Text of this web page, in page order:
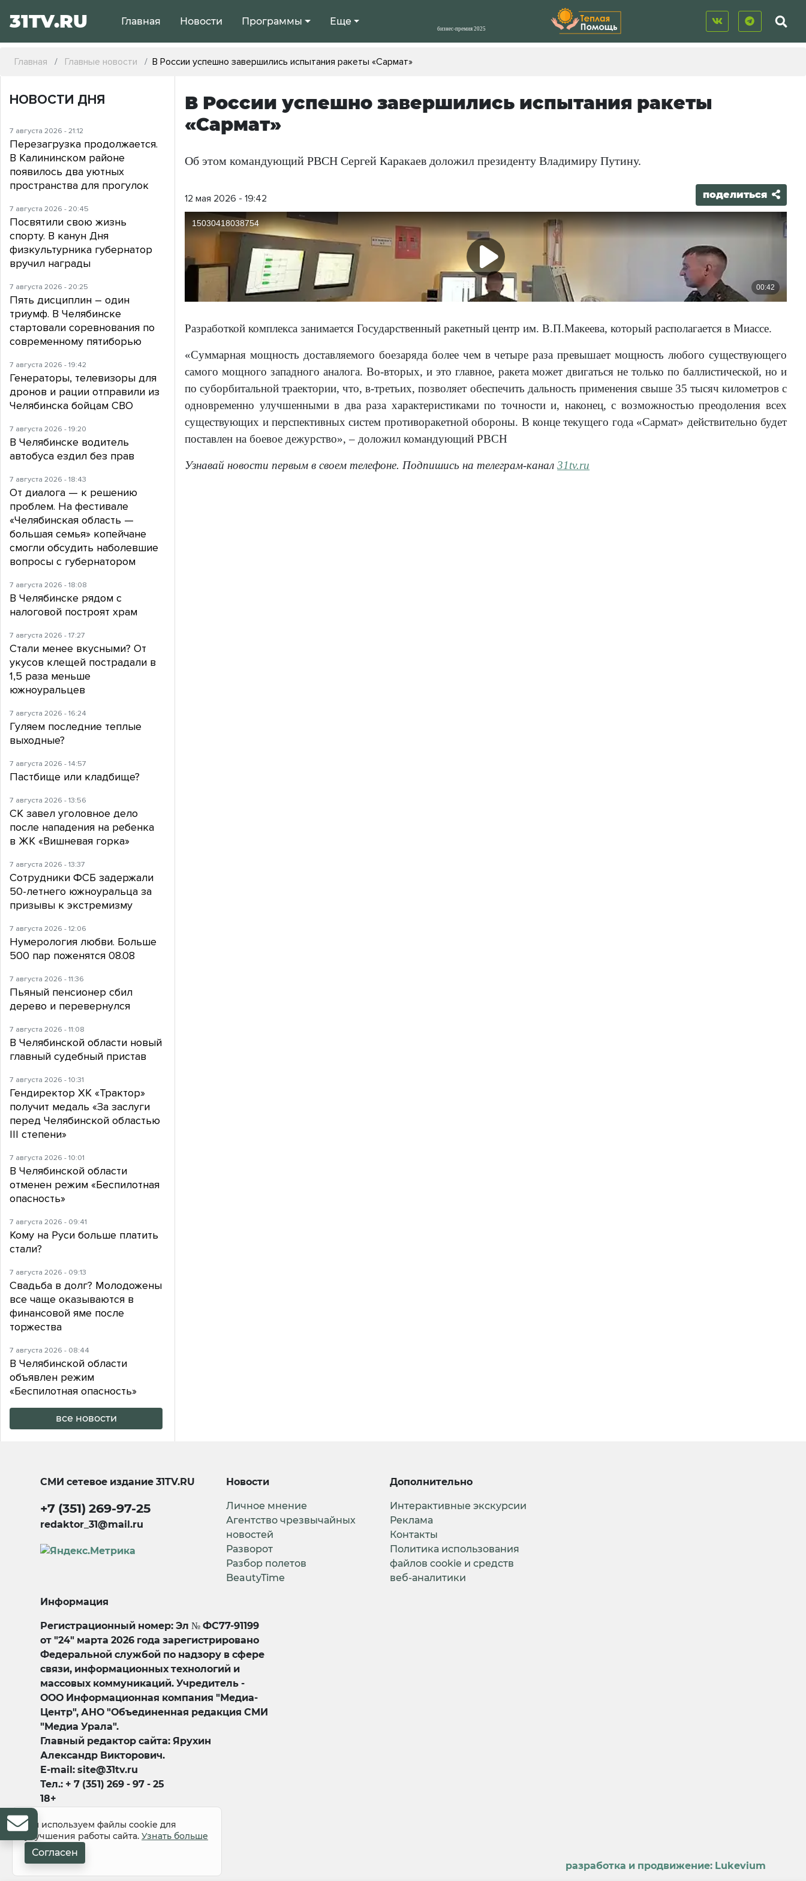
31TV.RU Главная Новости Программы Еще
Главная Главные новости В России успешно завершились испытания ракеты «Сармат»
В России успешно завершились испытания ракеты
«Сармат»
Об этом командующий РВСН Сергей Каракаев доложил президенту Владимиру Путину.
12 мая 2026 - 19:42 поделиться
Разработкой комплекса занимается Государственный ракетный центр им. В.П.Макеева, который располагается в Миассе.
«Суммарная мощность доставляемого боезаряда более чем в четыре раза превышает мощность любого существующего
самого мощного западного аналога. Во-вторых, и это главное, ракета может двигаться не только по баллистической, но и
по суборбитальной траектории, что, в-третьих, позволяет обеспечить дальность применения свыше 35 тысяч километров с
одновременно улучшенными в два раза характеристиками по точности и, наконец, с возможностью преодоления всех
существующих и перспективных систем противоракетной обороны. В конце текущего года «Сармат» действительно будет
поставлен на боевое дежурство», – доложил командующий РВСН
Узнавай новости первым в своем телефоне. Подпишись на телеграм-канал31tv.ru
НОВОСТИ ДНЯ
7 августа 2026 - 21:12
Перезагрузка продолжается.
В Калининском районе
появилось два уютных
пространства для прогулок
7 августа 2026 - 20:45
Посвятили свою жизнь
спорту. В канун Дня
физкультурника губернатор
вручил награды
7 августа 2026 - 20:25
Пять дисциплин – один
триумф. В Челябинске
стартовали соревнования по
современному пятиборью
7 августа 2026 - 19:42
Генераторы, телевизоры для
дронов и рации отправили из
Челябинска бойцам СВО
7 августа 2026 - 19:20
В Челябинске водитель
автобуса ездил без прав
7 августа 2026 - 18:43
От диалога — к решению
проблем. На фестивале
«Челябинская область —
большая семья» копейчане
смогли обсудить наболевшие
вопросы с губернатором
7 августа 2026 - 18:08
В Челябинске рядом с
налоговой построят храм
7 августа 2026 - 17:27
Стали менее вкусными? От
укусов клещей пострадали в
1,5 раза меньше
южноуральцев
7 августа 2026 - 16:24
Гуляем последние теплые
выходные?
7 августа 2026 - 14:57
Пастбище или кладбище?
7 августа 2026 - 13:56
СК завел уголовное дело
после нападения на ребенка
в ЖК «Вишневая горка»
7 августа 2026 - 13:37
Сотрудники ФСБ задержали
50-летнего южноуральца за
призывы к экстремизму
7 августа 2026 - 12:06
Нумерология любви. Больше
500 пар поженятся 08.08
7 августа 2026 - 11:36
Пьяный пенсионер сбил
дерево и перевернулся
7 августа 2026 - 11:08
В Челябинской области новый
главный судебный пристав
7 августа 2026 - 10:31
Гендиректор ХК «Трактор»
получит медаль «За заслуги
перед Челябинской областью
III степени»
7 августа 2026 - 10:01
В Челябинской области
отменен режим «Беспилотная
опасность»
7 августа 2026 - 09:41
Кому на Руси больше платить
стали?
7 августа 2026 - 09:13
Свадьба в долг? Молодожены
все чаще оказываются в
финансовой яме после
торжества
7 августа 2026 - 08:44
В Челябинской области
объявлен режим
«Беспилотная опасность»
все новости
СМИ сетевое издание31TV.RU
+7 (351) 269-97-25
redaktor_31@mail.ru
Новости
Личное мнение
Агентство чрезвычайных
новостей
Разворот
Разбор полетов
BeautyTime
Дополнительно
Интерактивные экскурсии
Реклама
Контакты
Политика использования
файлов cookie и средств
веб-аналитики
Информация
Регистрационный номер: Эл № ФС77-91199
от "24" марта 2026 года зарегистрировано
Федеральной службой по надзору в сфере
связи, информационных технологий и
массовых коммуникаций. Учредитель -
ООО Информационная компания "Медиа-
Центр", АНО "Объединенная редакция СМИ
"Медиа Урала".
Главный редактор сайта: Ярухин
Александр Викторович.
E-mail: site@31tv.ru
Тел.: + 7 (351) 269 - 97 - 25
18+
© 2008-2026 Все права защищены разработка и продвижение: Lukevium
Мы используем файлы cookie для
улучшения работы сайта. Узнать больше
Согласен